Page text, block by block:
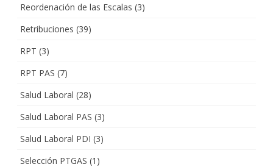
Reordenación de las Escalas (3)
Retribuciones (39)
RPT (3)
RPT PAS (7)
Salud Laboral (28)
Salud Laboral PAS (3)
Salud Laboral PDI (3)
Selección PTGAS (1)